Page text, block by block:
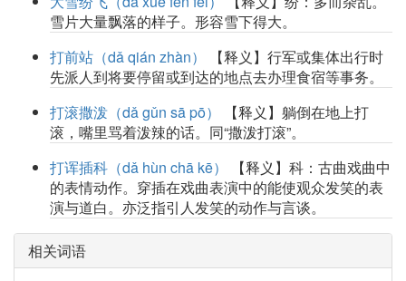
雪片大量飘落的样子。形容雪下得大。
打前站（dǎ qián zhàn）
【释义】行军或集体出行时
先派人到将要停留或到达的地点去办理食宿等事务。
打滚撒泼（dǎ gǔn sā pō）
【释义】躺倒在地上打
滚，嘴里骂着泼辣的话。同“撒泼打滚”。
打诨插科（dǎ hùn chā kē）
【释义】科：古曲戏曲中
的表情动作。穿插在戏曲表演中的能使观众发笑的表
演与道白。亦泛指引人发笑的动作与言谈。
相关词语